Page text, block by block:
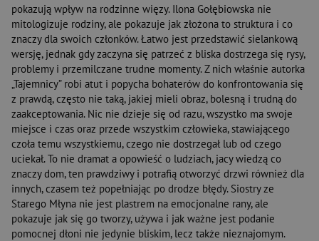
pokazują wpływ na rodzinne więzy. Ilona Gołębiowska nie
mitologizuje rodziny, ale pokazuje jak złożona to struktura i co
znaczy dla swoich członków. Łatwo jest przedstawić sielankową
wersję, jednak gdy zaczyna się patrzeć z bliska dostrzega się rysy,
problemy i przemilczane trudne momenty. Z nich właśnie autorka
„Tajemnicy” robi atut i popycha bohaterów do konfrontowania się
z prawdą, często nie taką, jakiej mieli obraz, bolesną i trudną do
zaakceptowania. Nic nie dzieje się od razu, wszystko ma swoje
miejsce i czas oraz przede wszystkim człowieka, stawiającego
czoła temu wszystkiemu, czego nie dostrzegał lub od czego
uciekał. To nie dramat a opowieść o ludziach, jacy wiedzą co
znaczy dom, ten prawdziwy i potrafią otworzyć drzwi również dla
innych, czasem też popełniając po drodze błędy. Siostry ze
Starego Młyna nie jest plastrem na emocjonalne rany, ale
pokazuje jak się go tworzy, używa i jak ważne jest podanie
pomocnej dłoni nie jedynie bliskim, lecz także nieznajomym.